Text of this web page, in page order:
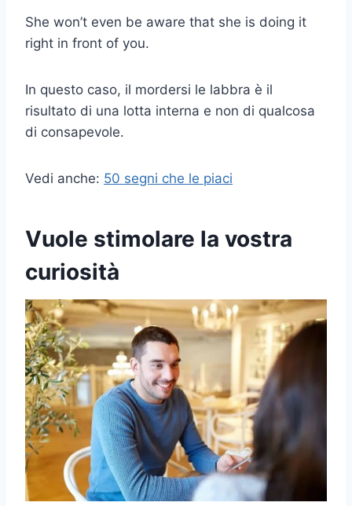
She won’t even be aware that she is doing it
right in front of you.
In questo caso, il mordersi le labbra è il
risultato di una lotta interna e non di qualcosa
di consapevole.
Vedi anche: 50 segni che le piaci
Vuole stimolare la vostra
curiosità